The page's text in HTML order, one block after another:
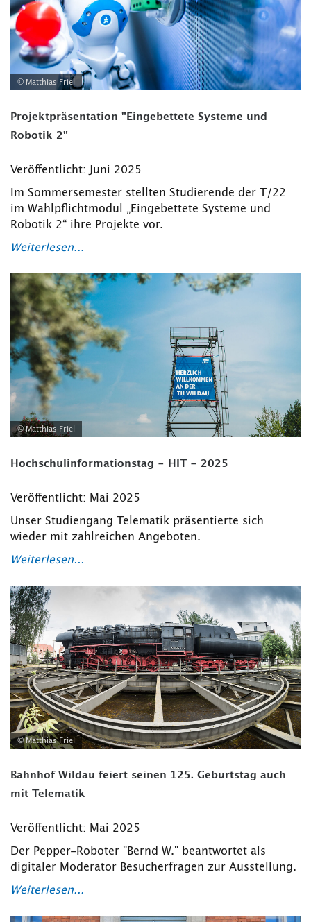
© Matthias Friel
Projektpräsentation "Eingebettete Systeme und
Robotik 2"
Veröffentlicht: Juni 2025
Im Sommersemester stellten Studierende der T/22
im Wahlpflichtmodul „Eingebettete Systeme und
Robotik 2“ ihre Projekte vor.
Weiterlesen...
© Matthias Friel
Hochschulinformationstag - HIT - 2025
Veröffentlicht: Mai 2025
Unser Studiengang Telematik präsentierte sich
wieder mit zahlreichen Angeboten.
Weiterlesen...
© Matthias Friel
Bahnhof Wildau feiert seinen 125. Geburtstag auch
mit Telematik
Veröffentlicht: Mai 2025
Der Pepper-Roboter "Bernd W." beantwortet als
digitaler Moderator Besucherfragen zur Ausstellung.
Weiterlesen...